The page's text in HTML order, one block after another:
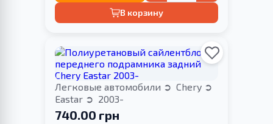
В корзину
Легковые автомобили
Chery
Eastar
2003-
740.00 грн